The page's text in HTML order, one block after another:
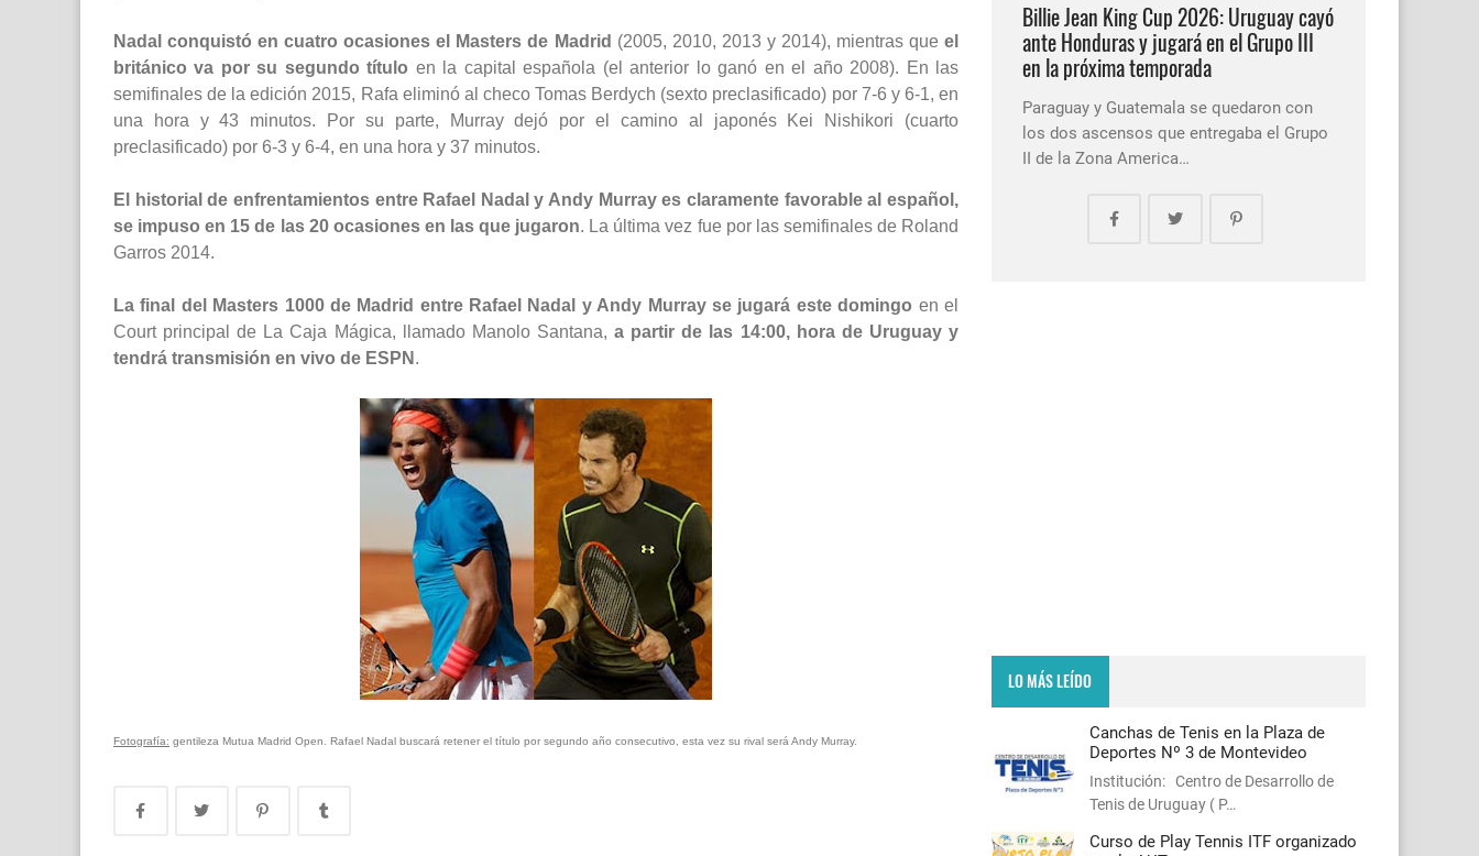
Nadal conquistó en cuatro ocasiones el Masters de Madrid (2005, 2010, 2013 y 2014), mientras que el
británico va por su segundo título en la capital española (el anterior lo ganó en el año 2008). En las
semifinales de la edición 2015, Rafa eliminó al checo Tomas Berdych (sexto preclasificado) por 7-6 y 6-1, en
una hora y 43 minutos. Por su parte, Murray dejó por el camino al japonés Kei Nishikori (cuarto
preclasificado) por 6-3 y 6-4, en una hora y 37 minutos.
El historial de enfrentamientos entre Rafael Nadal y Andy Murray es claramente favorable al español,
se impuso en 15 de las 20 ocasiones en las que jugaron. La última vez fue por las semifinales de Roland
Garros 2014.
La final del Masters 1000 de Madrid entre Rafael Nadal y Andy Murray se jugará este domingo en el
Court principal de La Caja Mágica, llamado Manolo Santana,a partir de las 14:00, hora de Uruguay y
tendrá transmisión en vivo de ESPN .
Fotografía: gentileza Mutua Madrid Open. Rafael Nadal buscará retener el título por segundo año consecutivo, esta vez su rival será Andy Murray.
Billie Jean King Cup 2026: Uruguay cayó
ante Honduras y jugará en el Grupo III
en la próxima temporada
Paraguay y Guatemala se quedaron con
los dos ascensos que entregaba el Grupo
II de la Zona America…
LO MÁS LEÍDO
Canchas de Tenis en la Plaza de
Deportes Nº 3 de Montevideo
Institución: Centro de Desarrollo de
Tenis de Uruguay ( P…
Curso de Play Tennis ITF organizado